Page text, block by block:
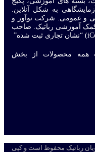
به شکل آنلاین.
و عمومی. شرکت نوآور و
آموزشی رباتیک. صاحب
همه محصولات از بخش
رباتیک محفوظ است و کپی